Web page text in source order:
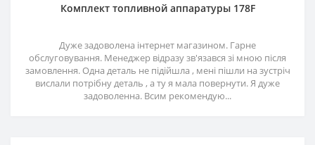
Комплект топливной аппаратуры 178F
Дуже задоволена інтернет магазином. Гарне
обслуговування. Менеджер відразу зв'язався зі мною після
замовлення. Одна деталь не підійшла , мені пішли на зустріч
вислали потрібну деталь , а ту я мала повернути. Я дуже
задоволенна. Всим рекомендую...